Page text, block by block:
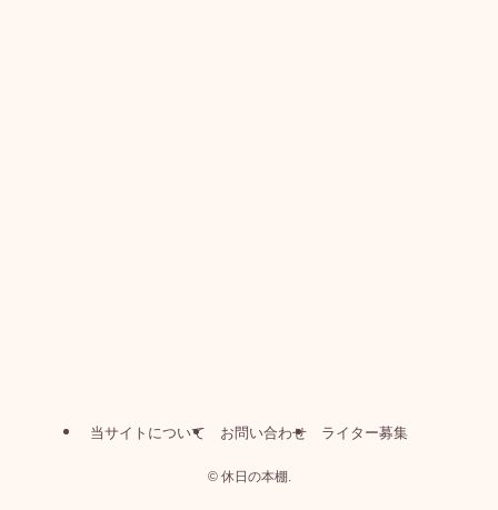
当サイトについて お問い合わせ ライター募集
©休日の本棚.